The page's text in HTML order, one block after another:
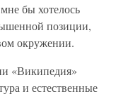
бы хотелось
позиции,
окружении.
«Википедия»
и естественные